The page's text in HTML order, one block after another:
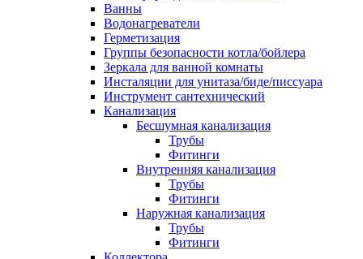
Ванны
Водонагреватели
Герметизация
Группы безопасности котла/бойлера
Зеркала для ванной комнаты
Инсталяции для унитаза/биде/писсуара
Инструмент сантехнический
Канализация
Бесшумная канализация
Трубы
Фитинги
Внутренняя канализация
Трубы
Фитинги
Наружная канализация
Трубы
Фитинги